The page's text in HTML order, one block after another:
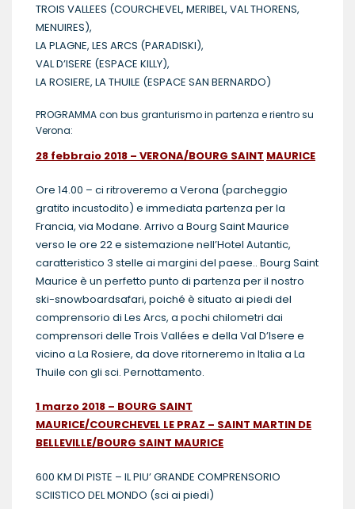
TROIS VALLEES (COURCHEVEL, MERIBEL, VAL THORENS,
MENUIRES),
LA PLAGNE, LES ARCS (PARADISKI),
VAL D’ISERE (ESPACE KILLY),
LA ROSIERE, LA THUILE (ESPACE SAN BERNARDO)
PROGRAMMA con bus granturismo in partenza e rientro su
Verona:
28 febbraio 2018 – VERONA/BOURG SAINT MAURICE
Ore 14.00 – ci ritroveremo a Verona (parcheggio
gratito incustodito) e immediata partenza per la
Francia, via Modane. Arrivo a Bourg Saint Maurice
verso le ore 22 e sistemazione nell’Hotel Autantic,
caratteristico 3 stelle ai margini del paese.. Bourg Saint
Maurice è un perfetto punto di partenza per il nostro
ski-snowboardsafari, poiché è situato ai piedi del
comprensorio di Les Arcs, a pochi chilometri dai
comprensori delle Trois Vallées e della Val D’Isere e
vicino a La Rosiere, da dove ritorneremo in Italia a La
Thuile con gli sci. Pernottamento.
1 marzo 2018 – BOURG SAINT
MAURICE/COURCHEVEL LE PRAZ – SAINT MARTIN DE
BELLEVILLE/BOURG SAINT MAURICE
600 KM DI PISTE – IL PIU’ GRANDE COMPRENSORIO
SCIISTICO DEL MONDO (sci ai piedi)